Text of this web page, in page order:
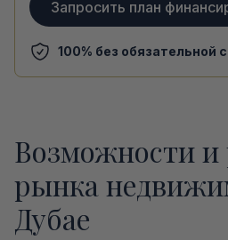
Запросить план
100% без обязательной
Возможности и
рынка
Дубае